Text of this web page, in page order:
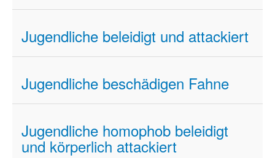
Jugendliche beleidigt und attackiert
Jugendliche beschädigen Fahne
Jugendliche homophob beleidigt
und körperlich attackiert